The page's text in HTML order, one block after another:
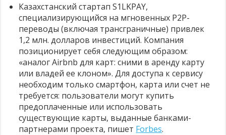
Казахстанский стартап S1LKPAY,
специализирующийся на мгновенных P2P-
переводы (включая трансграничные) привлек
1,2 млн. долларов инвестиций. Компания
позиционирует себя следующим образом:
«аналог Airbnb для карт: сними в аренду карту
или владей ее клоном». Для доступа к сервису
необходим только смартфон, карта или счет не
требуется: пользователи могут купить
предоплаченные или использовать
существующие карты, выданные банками-
партнерами проекта, пишет Forbes.